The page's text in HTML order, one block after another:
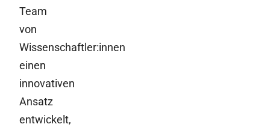
Team
von
Wissenschaftler:innen
einen
innovativen
Ansatz
entwickelt,